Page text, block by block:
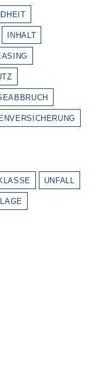
INHALT
UNFALL